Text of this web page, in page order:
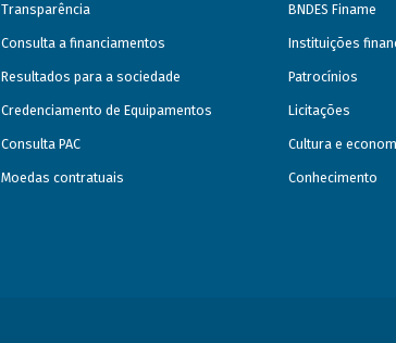
Transparência
Consulta a financiamentos
Resultados para a sociedade
Credenciamento de Equipamentos
Consulta PAC
Moedas contratuais
BNDES Finame
Instituições
Patrocínios
Licitações
Cultura e
Conhecimento